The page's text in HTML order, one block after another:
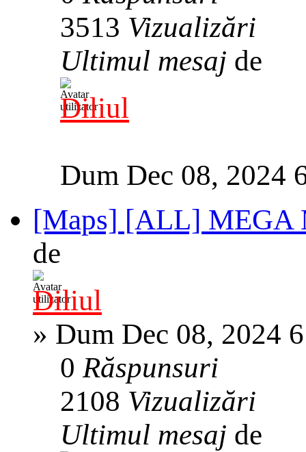
3513 Vizualizări
Ultimul mesaj de
Diliul
Dum Dec 08, 2024
[Maps] [ALL] MEGA
de
Diliul
» Dum Dec 08, 2024
0Răspunsuri
2108 Vizualizări
Ultimul mesaj de